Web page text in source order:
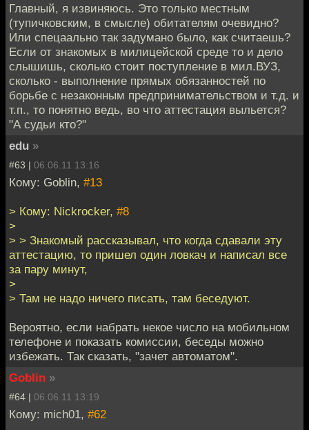
Главный, я извиняюсь. Это только местным
(тупичковским, в смысле) обитателям очевидно?
Или спецаально так задумано было, как считаешь?
Если от знакомых в милицейской среде то и дело
слышишь, сколько стоит поступление в мил.ВУЗ,
сколько - выполнение прямых обязанностей по
борьбе с незаконным предпринимательством и т.д. и
т.п., то понятно ведь, во что аттестация выльется?
"А судьи кто?"
edu »
#63 | 06.06.11 13:16
Кому: Goblin, #13
> Кому: Nickrocker, #8
>
> > Знакомый рассказывал, что когда сдавали эту
аттестацию, то пришел один ловкач и написал все
за пару минут,
>
> Там не надо ничего писать, там беседуют.
Вероятно, если набрать некое число на мобильном
телефоне и показать комиссии, беседы можно
избежать. Так сказать, "зачет автоматом".
Goblin »
#64 | 06.06.11 13:19
Кому: mich01, #62